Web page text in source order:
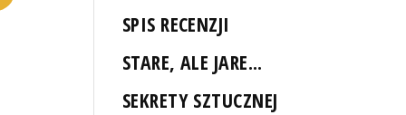
SPIS RECENZJI
STARE, ALE JARE...
SEKRETY SZTUCZNEJ